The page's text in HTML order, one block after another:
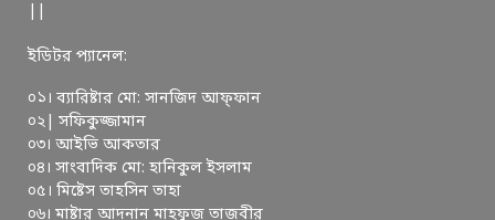
ইডিটর প্যানেল:
০১। ব্যারিষ্টার মো: সানজিদ আফ্ফান
০২| সফিকুজ্জামান
০৩। আইভি আকতার
০৪। সাংবাদিক মো: হানিকুল ইসলাম
০৫। মিষ্টেস তাহসিন তাহা
০৬। মাষ্টার আদনান মাহফুজ তাজবীর